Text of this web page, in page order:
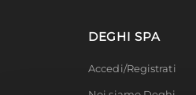
DEGHI SPA
Accedi/Registrati